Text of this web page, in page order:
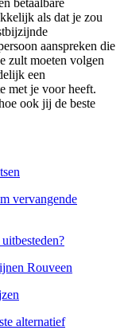
betaalbare
als dat je zou
aanspreken die
zult moeten volgen
een
met je voor heeft.
ook jij de beste
vervangende
Rouveen
alternatief